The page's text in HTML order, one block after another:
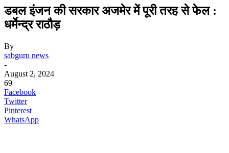
डबल इंजन की सरकार अजमेर में पूरी तरह से फेल :
धर्मेन्द्र राठौड़
By
sabguru news
-
August 2, 2024
69
Facebook
Twitter
Pinterest
WhatsApp